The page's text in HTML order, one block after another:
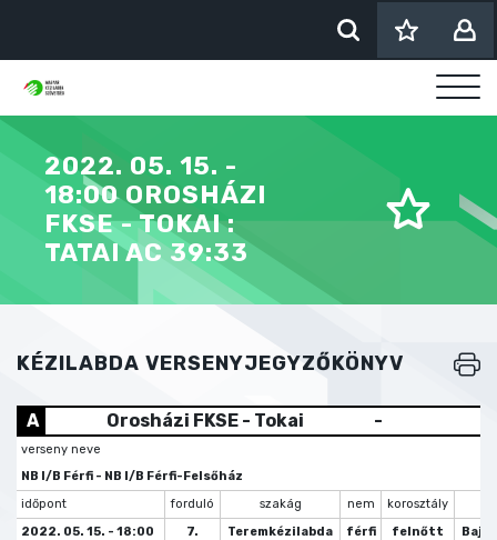
2022. 05. 15. -
18:00 OROSHÁZI
FKSE - TOKAI :
TATAI AC 39:33
KÉZILABDA VERSENYJEGYZŐKÖNYV
A Orosházi FKSE - Tokai -
verseny neve
NB I/B Férfi - NB I/B Férfi-Felsőház
időpont
forduló szakág nem korosztály
2022. 05. 15. - 18:00
7. Teremkézilabda férfi felnőtt